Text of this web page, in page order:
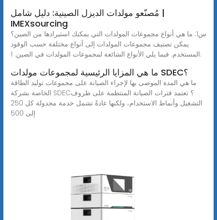
مُصنّعو مولدات الديزل الصينية: دليل شامل |
IMEXsourcing
س1: ما هي أنواع مجموعات المولدات التي يمكنك استيرادها من الصين؟
يمكن تصنيف مجموعات المولدات إلى أنواع مختلفة حسب الوقود
المستخدم. فيما يلي الأنواع الشائعة لمجموعات المولدات في الصين. 1.
ما هي المزايا الرئيسية لمجموعات مولدات SDEC؟
ما هي المدة الموصى بها لإجراء الصيانة على مجموعات توليد الطاقة
الخاصة بشركة SDEC؟ تعتمد فترات الصيانة المنتظمة على ظروف
التشغيل وأنماط الاستخدام، ولكنها عادةً تشمل خدمة مجدولة كل 250
إلى 500